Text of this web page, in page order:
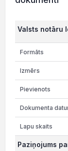
Valsts notāru
Paziņojums